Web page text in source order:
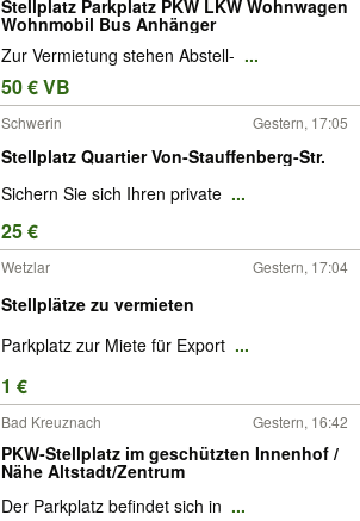
Stellplatz Parkplatz PKW LKW Wohnwagen
Wohnmobil Bus Anhänger
Zur Vermietung stehen Abstell- ...
50 € VB
Schwerin Gestern, 17:05
Stellplatz Quartier Von-Stauffenberg-Str.
Sichern Sie sich Ihren private ...
25 €
Wetzlar Gestern, 17:04
Stellplätze zu vermieten
Parkplatz zur Miete für Export ...
1 €
Bad Kreuznach Gestern, 16:42
PKW-Stellplatz im geschützten Innenhof /
Nähe Altstadt/Zentrum
Der Parkplatz befindet sich in ...